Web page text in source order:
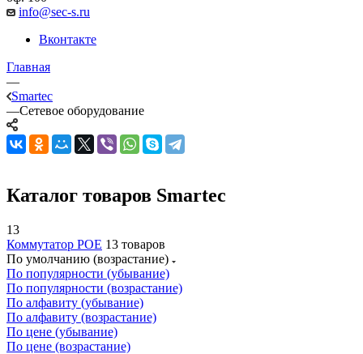
info@sec-s.ru
Вконтакте
Главная
—
Smartec
—Сетевое оборудование
Каталог товаров Smartec
13
Коммутатор POE 13 товаров
По умолчанию (возрастание)
По популярности (убывание)
По популярности (возрастание)
По алфавиту (убывание)
По алфавиту (возрастание)
По цене (убывание)
По цене (возрастание)